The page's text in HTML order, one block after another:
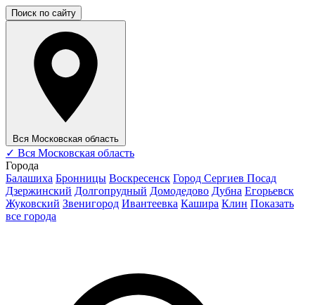
Поиск по сайту
Вся Московская область
✓ Вся Московская область
Города
Балашиха Бронницы Воскресенск Город Сергиев Посад
Дзержинский Долгопрудный Домодедово Дубна Егорьевск
Жуковский Звенигород Ивантеевка Кашира Клин Показать
все города